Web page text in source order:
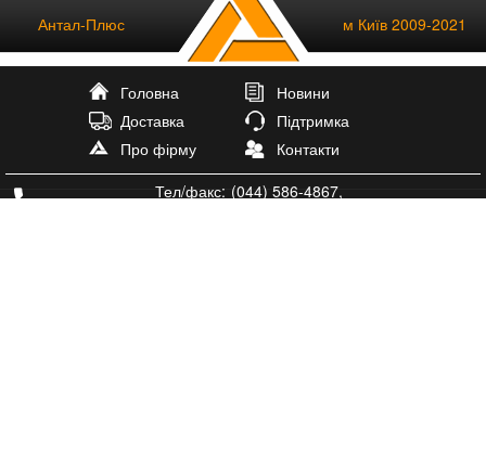
Антал-Плюс м Київ 2009-2021
Головна
Новини
Доставка
Підтримка
Про фірму
Контакти
Тел/факс: (044) 586-4867,